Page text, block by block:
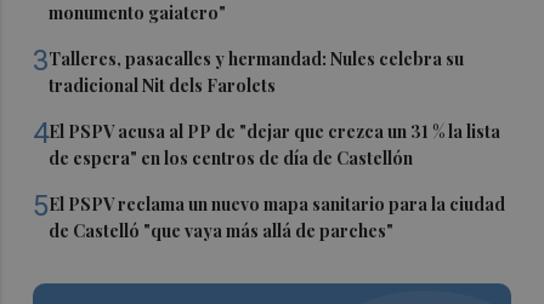
monumento gaiatero"
3Talleres, pasacalles y hermandad: Nules celebra su
tradicional Nit dels Farolets
4El PSPV acusa al PP de "dejar que crezca un 31 % la lista
de espera" en los centros de día de Castellón
5El PSPV reclama un nuevo mapa sanitario para la ciudad
de Castelló "que vaya más allá de parches"